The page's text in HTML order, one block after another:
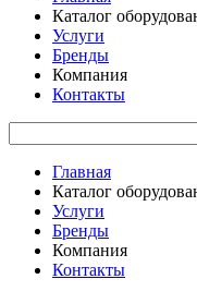
Каталог
Услуги
Бренды
Компания
Контакты
Главная
Каталог
Услуги
Бренды
Компания
Контакты